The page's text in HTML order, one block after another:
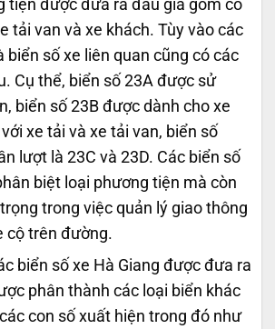
tiện được đưa ra đấu giá gồm có
tải van và xe khách. Tùy vào các
biển số xe liên quan cũng có các
Cụ thể, biển số 23A được sử
biển số 23B được dành cho xe
xe tải và xe tải van, biển số
lượt là 23C và 23D. Các biển số
biệt loại phương tiện mà còn
trong việc quản lý giao thông
cộ trên đường.
biển số xe Hà Giang được đưa ra
phân thành các loại biển khác
con số xuất hiện trong đó như